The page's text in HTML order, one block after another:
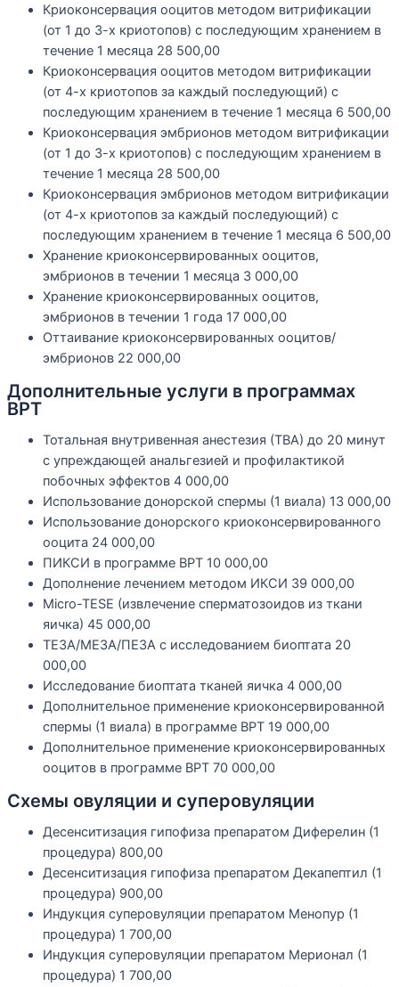
Криоконсервация ооцитов методом витрификации
(от 1 до 3-х криотопов) с последующим хранением в
течение 1 месяца 28 500,00
Криоконсервация ооцитов методом витрификации
(от 4-х криотопов за каждый последующий) с
последующим хранением в течение 1 месяца 6 500,00
Криоконсервация эмбрионов методом витрификации
(от 1 до 3-х криотопов) с последующим хранением в
течение 1 месяца 28 500,00
Криоконсервация эмбрионов методом витрификации
(от 4-х криотопов за каждый последующий) с
последующим хранением в течение 1 месяца 6 500,00
Хранение криоконсервированных ооцитов,
эмбрионов в течении 1 месяца 3 000,00
Хранение криоконсервированных ооцитов,
эмбрионов в течении 1 года 17 000,00
Оттаивание криоконсервированных ооцитов/
эмбрионов 22 000,00
Дополнительные услуги в программах
ВРТ
Тотальная внутривенная анестезия (ТВА) до 20 минут
с упреждающей анальгезией и профилактикой
побочных эффектов 4 000,00
Использование донорской спермы (1 виала) 13 000,00
Использование донорского криоконсервированного
ооцита 24 000,00
ПИКСИ в программе ВРТ 10 000,00
Дополнение лечением методом ИКСИ 39 000,00
Micro-TESE (извлечение сперматозоидов из ткани
яичка) 45 000,00
ТЕЗА/МЕЗА/ПЕЗА с исследованием биоптата 20
000,00
Исследование биоптата тканей яичка 4 000,00
Дополнительное применение криоконсервированной
спермы (1 виала) в программе ВРТ 19 000,00
Дополнительное применение криоконсервированных
ооцитов в программе ВРТ 70 000,00
Схемы овуляции и суперовуляции
Десенситизация гипофиза препаратом Диферелин (1
процедура) 800,00
Десенситизация гипофиза препаратом Декапептил (1
процедура) 900,00
Индукция суперовуляции препаратом Менопур (1
процедура) 1 700,00
Индукция суперовуляции препаратом Мерионал (1
процедура) 1 700,00